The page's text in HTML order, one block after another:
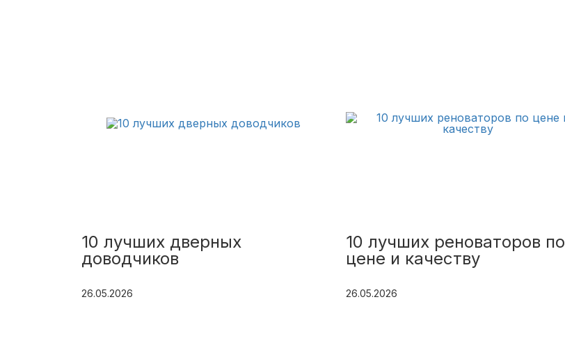
10 лучших дверных
доводчиков
26.05.2026
10 лучших реноваторов по
цене и качеству
26.05.2026